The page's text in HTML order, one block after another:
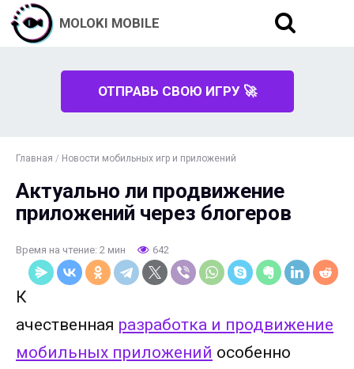
MOLOKI MOBILE
ОТПРАВЬ СВОЮ ИГРУ 🚀
Главная / Новости мобильных игр и приложений
Актуально ли продвижение
приложений через блогеров
Время на чтение: 2 мин 642
К
ачественная разработка и продвижение
мобильных приложений особенно